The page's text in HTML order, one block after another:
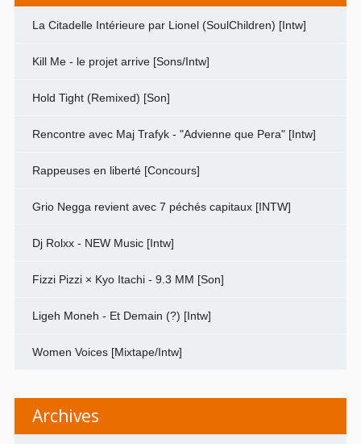
La Citadelle Intérieure par Lionel (SoulChildren) [Intw]
Kill Me - le projet arrive [Sons/Intw]
Hold Tight (Remixed) [Son]
Rencontre avec Maj Trafyk - "Advienne que Pera" [Intw]
Rappeuses en liberté [Concours]
Grio Negga revient avec 7 péchés capitaux [INTW]
Dj Rolxx - NEW Music [Intw]
Fizzi Pizzi × Kyo Itachi - 9.3 MM [Son]
Ligeh Moneh - Et Demain (?) [Intw]
Women Voices [Mixtape/Intw]
Archives